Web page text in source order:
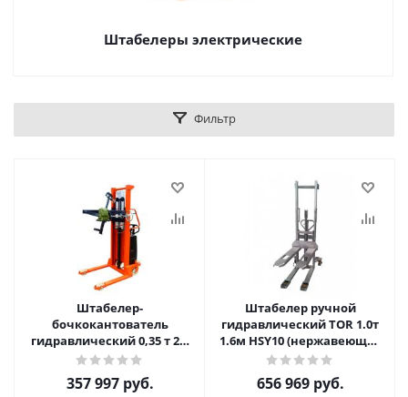
Штабелеры электрические
Фильтр
Штабелер-
бочкокантователь
гидравлический 0,35 т 2,5
м TOR CDT с
электроподъемом
357 997руб.
Штабелер ручной
гидравлический TOR 1.0т
1.6м HSY10 (нержавеющая
сталь)
656 969руб.